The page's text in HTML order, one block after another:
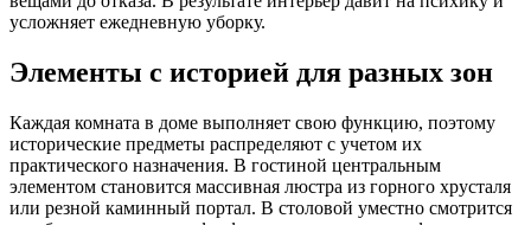
усложняет ежедневную уборку.
Элементы с историей для разных зон
Каждая комната в доме выполняет свою функцию, поэтому
исторические предметы распределяют с учетом их
практического назначения. В гостиной центральным
элементом становится массивная люстра из горного хрусталя
или резной каминный портал. В столовой уместно смотрится